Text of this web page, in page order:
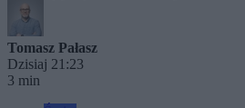
Tomasz Pałasz
Dzisiaj 21:23
3 min